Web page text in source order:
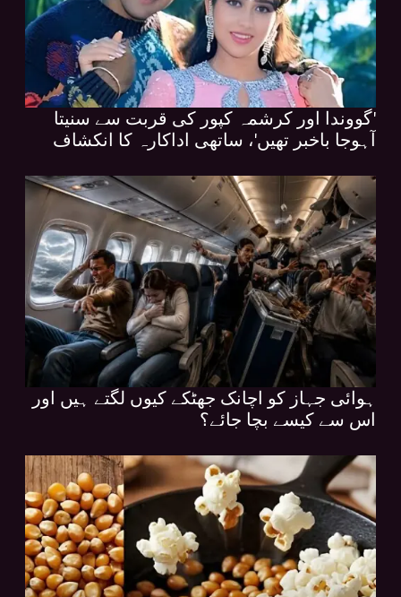
'گووندا اور کرشمہ کپور کی قربت سے سنیتا
آہوجا باخبر تھیں'، ساتھی اداکارہ کا انکشاف
ہوائی جہاز کو اچانک جھٹکے کیوں لگتے ہیں اور
اس سے کیسے بچا جائے؟